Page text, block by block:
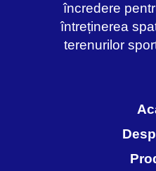
încredere
întreținerea
terenurilor